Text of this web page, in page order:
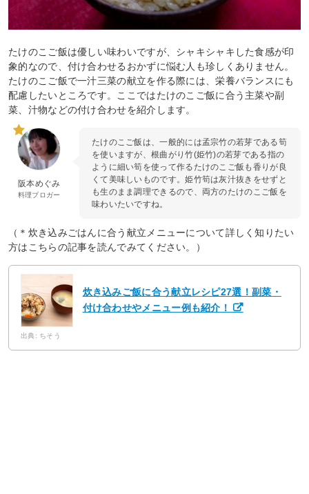
たけのこご飯は優しい味わいですが、シャキシャキした食感が印
象的なので、付け合わせるおかずに悩む人も珍しくありません。
たけのこご飯で一汁三菜の献立を作る際には、栄養バランスにも
配慮したいところです。ここではたけのこご飯に合う主菜や副
菜、汁物などの付け合わせを紹介します。
阪本めぐみ
料理ブロガー
たけのこご飯は、一般的には孟宗竹の若芽である筍
を使いますが、根曲がり竹(姫竹)の若芽である指の
ように細い筍を使って作るたけのこご飯も香りが良
くて美味しいものです。姫竹筍は灰汁抜きをせずと
も生のまま調理できるので、両方のたけのこご飯を
味わいたいですね。
（＊炊き込みごはんに合う献立メニューについて詳しく知りたい
方はこちらの記事を読んでみてください。）
炊き込みご飯に合う献立レシピ27選！副菜・
付け合わせやメニュー例も紹介！
出典: ちそう